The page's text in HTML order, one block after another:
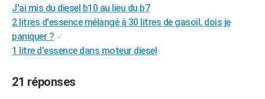
Carte de Noël
Carte Bonne année
Carte Saint-Valentin
Carte Pâques
Carte d'anniversaire
DICTIONNAIRE
Dictionnaire
Biographies
Citations
Expressions
Proverbes
PROGRAMME TV
COPAINS D'AVANT
S'inscrire
Se connecter
Lycées
Collèges
Primaires
Universités
Entreprises
Service militaire
Avis de recherche
AVIS DE DÉCÈS
J'ai mis du diesel b10 au lieu du b7
2 litres d'essence mélangé à 30 litres de gasoil, dois je
paniquer ? ✓
1 litre d'essence dans moteur diesel
21 réponses